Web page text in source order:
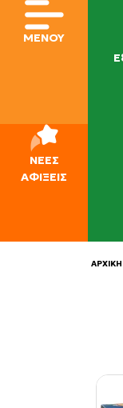
ΜΕΝΟΥ
ΝΕΕΣ
ΑΦΙΞΕΙΣ
ΑΡΧΙΚΗ